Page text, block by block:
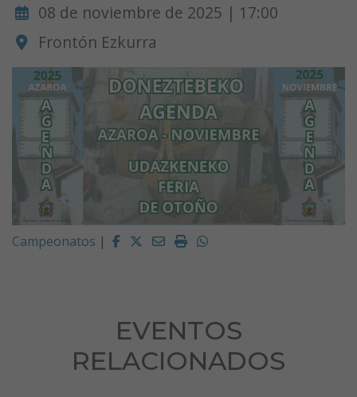
08 de noviembre de 2025 | 17:00
Frontón Ezkurra
Campeonatos | Facebook
Twitter
EmailImprimirWhatsapp
EVENTOS
RELACIONADOS